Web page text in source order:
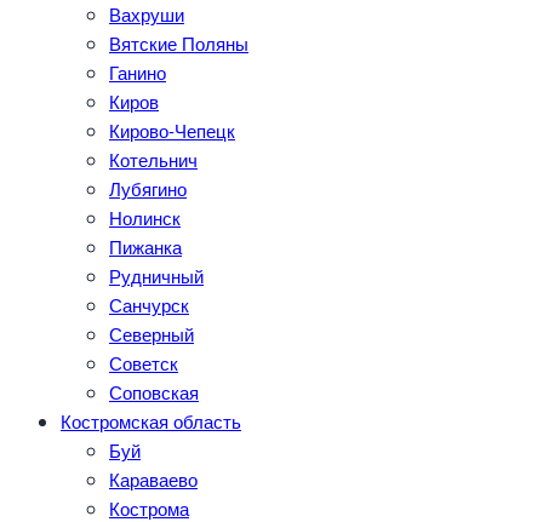
Вахруши
Вятские Поляны
Ганино
Киров
Кирово-Чепецк
Котельнич
Лубягино
Нолинск
Пижанка
Рудничный
Санчурск
Северный
Советск
Соповская
Костромская область
Буй
Караваево
Кострома